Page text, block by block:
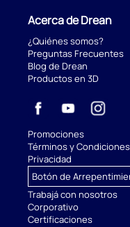
Acerca de Drean
¿Quiénes somos?
Preguntas Frecuentes
Blog de Drean
Productos en 3D
Promociones
Términos y Condiciones
Privacidad
Botón de
Trabajá con nosotros
Corporativo
Certificaciones